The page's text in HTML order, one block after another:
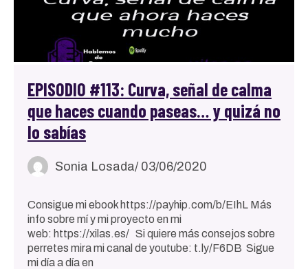
EPISODIO #113: Curva, señal de calma
que haces cuando paseas… y quizá no
lo sabías
Sonia Losada/ 03/06/2020
Consigue mi ebook https://payhip.com/b/EIhL Más
info sobre mí y mi proyecto en mi
web: https://xilas.es/ Si quiere más consejos sobre
perretes mira mi canal de youtube: t.ly/F6DB Sigue
mi día a día en